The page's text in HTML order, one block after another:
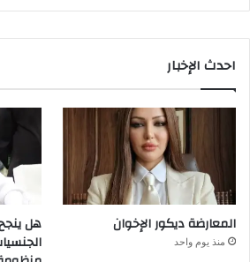
احدث الإخبار
المعارضة ديكور الإخوان
منذ يوم واحد
هل